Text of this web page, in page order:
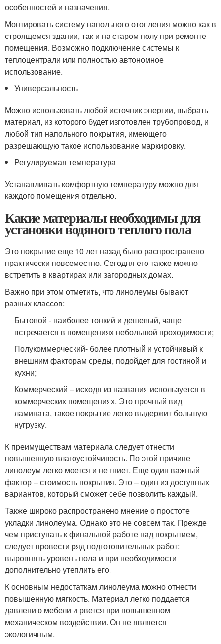
особенностей и назначения.
Монтировать систему напольного отопления можно как в
строящемся здании, так и на старом полу при ремонте
помещения. Возможно подключение системы к
теплоцентрали или полностью автономное
использование.
Универсальность
Можно использовать любой источник энергии, выбрать
материал, из которого будет изготовлен трубопровод, и
любой тип напольного покрытия, имеющего
разрешающую такое использование маркировку.
Регулируемая температура
Устанавливать комфортную температуру можно для
каждого помещения отдельно.
Какие материалы необходимы для
установки водяного теплого пола
Это покрытие еще 10 лет назад было распространено
практически повсеместно. Сегодня его также можно
встретить в квартирах или загородных домах.
Важно при этом отметить, что линолеумы бывают
разных классов:
Бытовой - наиболее тонкий и дешевый, чаще
встречается в помещениях небольшой проходимости;
Полукоммерческий- более плотный и устойчивый к
внешним факторам среды, подойдет для гостиной и
кухни;
Коммерческий – исходя из названия используется в
коммерческих помещениях. Это прочный вид
ламината, такое покрытие легко выдержит большую
нугрузку.
К преимуществам материала следует отнести
повышенную влагоустойчивость. По этой причине
линолеум легко моется и не гниет. Еще один важный
фактор – стоимость покрытия. Это – один из доступных
вариантов, который сможет себе позволить каждый.
Также широко распространено мнение о простоте
укладки линолеума. Однако это не совсем так. Прежде
чем приступать к финальной работе над покрытием,
следует провести ряд подготовительных работ:
выровнять уровень пола и при необходимости
дополнительно утеплить его.
К основным недостаткам линолеума можно отнести
повышенную мягкость. Материал легко поддается
давлению мебели и рвется при повышенном
механическом воздействии. Он не является
экологичным.